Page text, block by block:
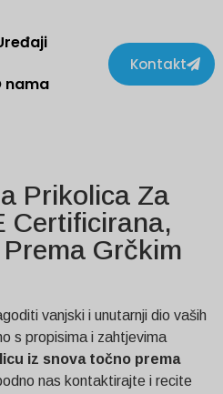
nama
Kontakt
Prikolica Za
Certificirana,
Grčkim
vanjski i unutarnji dio vaših
s propisima i zahtjevima
iz snova točno prema
nas kontaktirajte i recite